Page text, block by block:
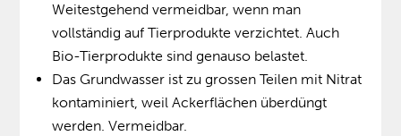
Weitestgehend vermeidbar, wenn man
vollständig auf Tierprodukte verzichtet. Auch
Bio-Tierprodukte sind genauso belastet.
Das Grundwasser ist zu grossen Teilen mit Nitrat
kontaminiert, weil Ackerflächen überdüngt
werden. Vermeidbar.